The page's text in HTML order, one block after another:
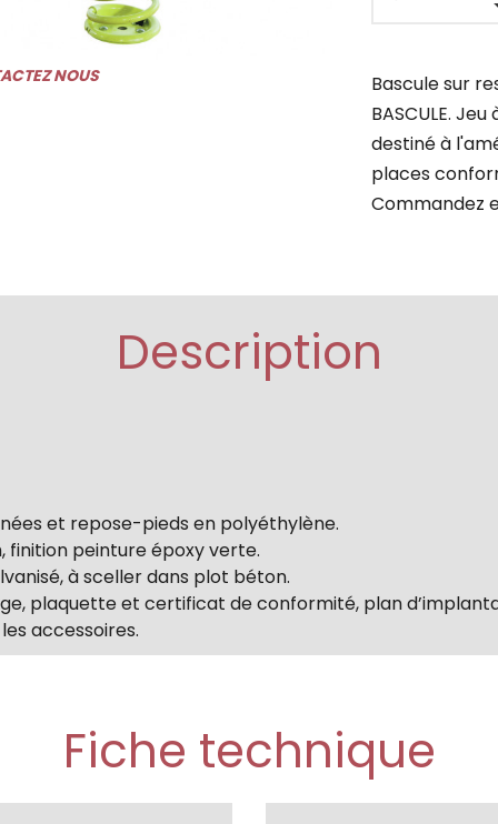
NOUS
Bascule sur
BASCULE.
destiné à
places
Commandez
Description
et repose-pieds en polyéthylène.
finition peinture époxy verte.
à sceller dans plot béton.
plaquette et certificat de conformité, plan
accessoires.
Fiche technique